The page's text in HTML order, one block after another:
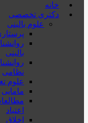
خانه
دکتری تخصصی
علوم بالینی
بالینی
نظامی
علوم
مامایی
اعتیاد
اخلاق